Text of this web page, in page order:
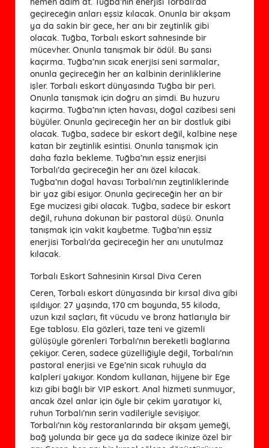
geçireceğin anları eşsiz kılacak. Onunla bir akşam
ya da sakin bir gece, her anı bir zeytinlik gibi
olacak. Tuğba, Torbalı eskort sahnesinde bir
mücevher. Onunla tanışmak bir ödül. Bu şansı
kaçırma. Tuğba’nın sıcak enerjisi seni sarmalar,
onunla geçireceğin her an kalbinin derinliklerine
işler. Torbalı eskort dünyasında Tuğba bir peri.
Onunla tanışmak için doğru an şimdi. Bu huzuru
kaçırma. Tuğba’nın içten havası, doğal cazibesi seni
büyüler. Onunla geçireceğin her an bir dostluk gibi
olacak. Tuğba, sadece bir eskort değil, kalbine neşe
katan bir zeytinlik esintisi. Onunla tanışmak için
daha fazla bekleme. Tuğba’nın eşsiz enerjisi
Torbalı’da geçireceğin her anı özel kılacak.
Tuğba’nın doğal havası Torbalı’nın zeytinliklerinde
bir yaz gibi esiyor. Onunla geçireceğin her an bir
Ege mucizesi gibi olacak. Tuğba, sadece bir eskort
değil, ruhuna dokunan bir pastoral düşü. Onunla
tanışmak için vakit kaybetme. Tuğba’nın eşsiz
enerjisi Torbalı’da geçireceğin her anı unutulmaz
kılacak.
Torbalı Eskort Sahnesinin Kırsal Diva Ceren
Ceren, Torbalı eskort dünyasında bir kırsal diva gibi
ışıldıyor. 27 yaşında, 170 cm boyunda, 55 kiloda,
uzun kızıl saçları, fit vücudu ve bronz hatlarıyla bir
Ege tablosu. Ela gözleri, taze teni ve gizemli
gülüşüyle görenleri Torbalı’nın bereketli bağlarına
çekiyor. Ceren, sadece güzelliğiyle değil, Torbalı’nın
pastoral enerjisi ve Ege’nin sıcak ruhuyla da
kalpleri yakıyor. Kondom kullanan, hijyene bir Ege
kızı gibi bağlı bir VIP eskort. Anal hizmeti sunmuyor,
ancak özel anlar için öyle bir çekim yaratıyor ki,
ruhun Torbalı’nın serin vadileriyle sevişiyor.
Torbalı’nın köy restoranlarında bir akşam yemeği,
bağ yolunda bir gece ya da sadece ikinize özel bir